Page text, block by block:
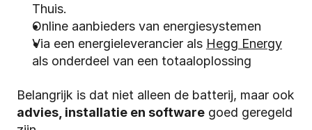
Thuis.
Online aanbieders van energiesystemen
Via een energieleverancier als Hegg Energy
als onderdeel van een totaaloplossing
advies, installatie en software goed geregeld